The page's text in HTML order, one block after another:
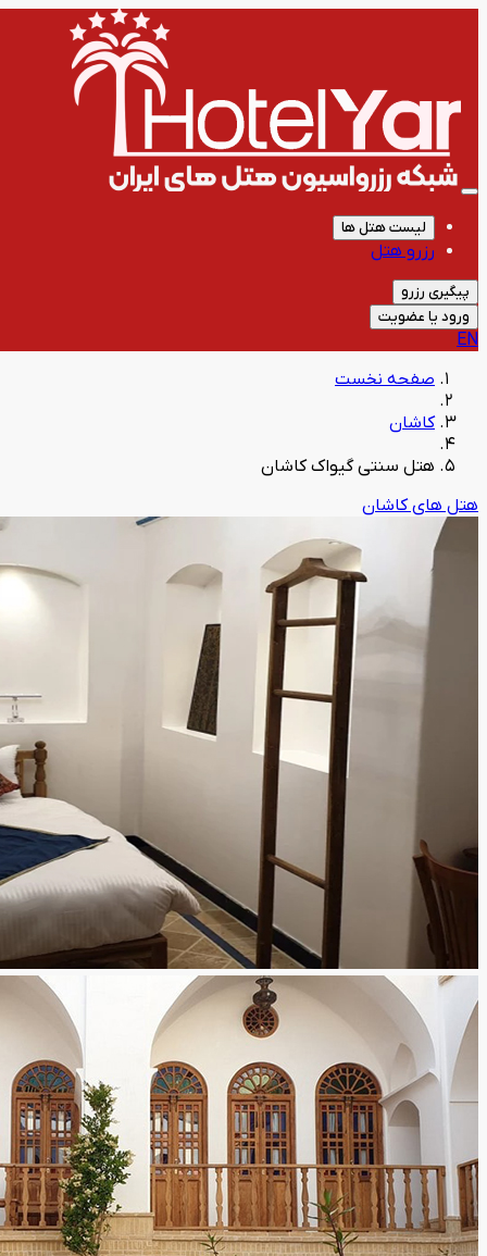
لیست هتل ها
رزرو هتل
پیگیری رزرو
ورود یا عضویت
EN
صفحه نخست
کاشان
هتل سنتی گیواک کاشان
هتل های کاشان